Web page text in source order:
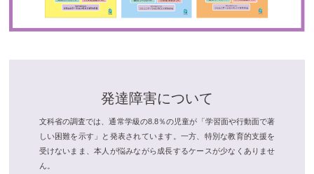
発達障害について
文科省の調査では、通常学級の8.8％の児童が「学習面や行動面で著
しい困難を示す」と発表されています。一方、特別な教育的支援を
受けないまま、本人が悩みながら成長するケースが少なくありませ
ん。